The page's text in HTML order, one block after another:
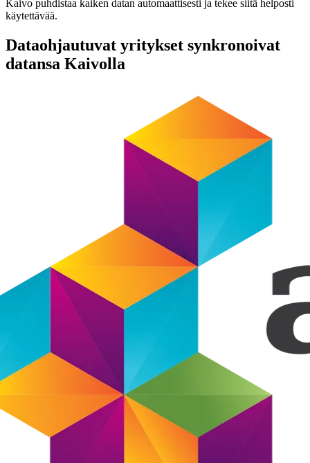
Kaivo puhdistaa kaiken datan automaattisesti ja tekee siitä helposti
käytettävää.
Dataohjautuvat yritykset synkronoivat
datansa Kaivolla